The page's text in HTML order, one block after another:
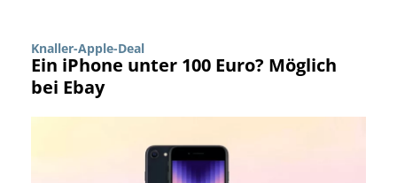
Knaller-Apple-Deal
Ein iPhone unter 100 Euro? Möglich
bei Ebay